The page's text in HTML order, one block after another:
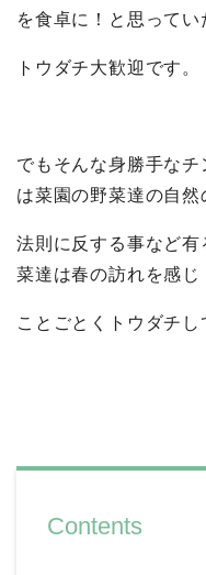
を食卓に！と思ってい
トウダチ大歓迎です。
でもそんな身勝手なチ
は菜園の野菜達の自然
法則に反する事など
菜達は春の訪れを感じ
ことごとくトウダチし
Contents